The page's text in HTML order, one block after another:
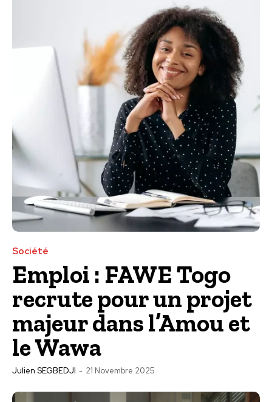
Société
Emploi : FAWE Togo
recrute pour un projet
majeur dans l’Amou et
le Wawa
Julien SEGBEDJI - 21 Novembre 2025